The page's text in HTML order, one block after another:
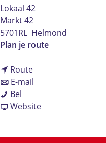
Lokaal 42
Markt 42
5701RL Helmond
Plan je routen
Routen
a
r
E-mail
a
Bel
i
Websitev